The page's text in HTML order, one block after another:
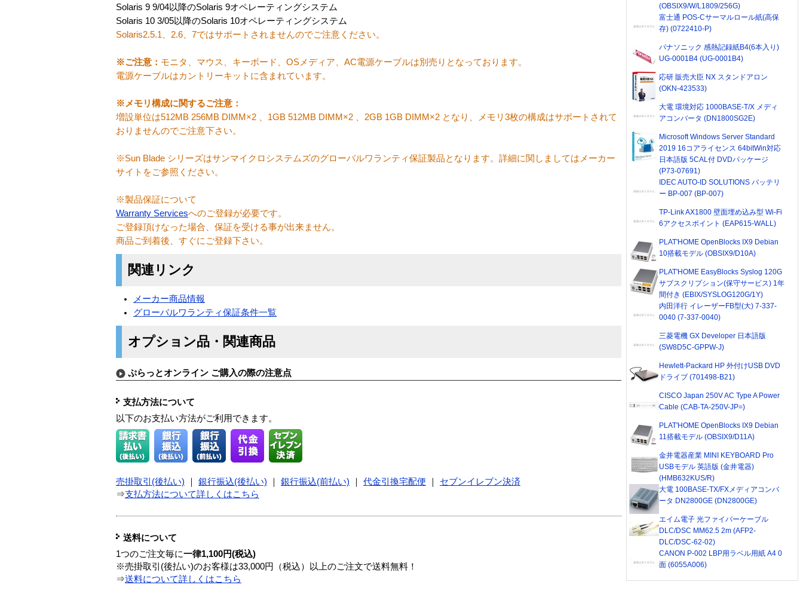
Solaris 9 9/04以降のSolaris 9オペレーティングシステム
Solaris 10 3/05以降のSolaris 10オペレーティングシステム
Solaris2.5.1、2.6、7ではサポートされませんのでご注意ください。
※ご注意： モニタ、マウス、キーボード、OSメディア、AC電源ケーブルは別売りとなっております。
電源ケーブルはカントリーキットに含まれています。
※メモリ構成に関するご注意：
増設単位は512MB 256MB DIMM×2 、1GB 512MB DIMM×2 、2GB 1GB DIMM×2 となり、メモリ3枚の構成はサポートされて
おりませんのでご注意下さい。
※Sun Blade シリーズはサンマイクロシステムズのグローバルワランティ保証製品となります。詳細に関しましてはメーカー
サイトをご参照ください。
※製品保証について
Warranty Servicesへのご登録が必要です。
ご登録頂けなった場合、保証を受ける事が出来ません。
商品ご到着後、すぐにご登録下さい。
関連リンク
メーカー商品情報
グローバルワランティ保証条件一覧
オプション品・関連商品
ぷらっとオンライン ご購入の際の注意点
支払方法について
以下のお支払い方法がご利用できます。
売掛取引(後払い) 銀行振込(後払い) 銀行振込(前払い) 代金引換宅配便
セブンイレブン決済
⇒支払方法について詳しくはこちら
送料について
1つのご注文毎に一律1,100円(税込)
※売掛取引(後払い)のお客様は33,000円（税込）以上のご注文で送料無料！
⇒送料について詳しくはこちら
(OBSIX9/W/L1809/256G)
富士通 POS-Cサーマルロール紙(高保
存) (0722410-P)
パナソニック 感熱記録紙B4(6本入り)
UG-0001B4 (UG-0001B4)
応研 販売大臣 NX スタンドアロン
(OKN-423533)
大電 環境対応 1000BASE-T/X メディ
アコンバータ (DN1800SG2E)
Microsoft Windows Server Standard
2019 16コアライセンス 64bitWin対応
日本語版 5CAL付 DVDパッケージ
(P73-07691)
IDEC AUTO-ID SOLUTIONS バッテリ
ー BP-007 (BP-007)
TP-Link AX1800 壁面埋め込み型 Wi-Fi
6アクセスポイント (EAP615-WALL)
PLAT'HOME OpenBlocks IX9 Debian
10搭載モデル (OBSIX9/D10A)
PLAT'HOME EasyBlocks Syslog 120G
サブスクリプション(保守サービス) 1年
間付き (EBIX/SYSLOG120G/1Y)
内田洋行 イレーザーFB型(大) 7-337-
0040 (7-337-0040)
三菱電機 GX Developer 日本語版
(SW8D5C-GPPW-J)
Hewlett-Packard HP 外付けUSB DVD
ドライブ (701498-B21)
CISCO Japan 250V AC Type A Power
Cable (CAB-TA-250V-JP=)
PLAT'HOME OpenBlocks IX9 Debian
11搭載モデル (OBSIX9/D11A)
金井電器産業 MINI KEYBOARD Pro
USBモデル 英語版 (金井電器)
(HMB632KUS/R)
大電 100BASE-TX/FXメディアコンバ
ータ DN2800GE (DN2800GE)
エイム電子 光ファイバーケーブル
DLC/DSC MM62.5 2m (AFP2-
DLC/DSC-62-02)
CANON P-002 LBP用ラベル用紙 A4 0
面 (6055A006)